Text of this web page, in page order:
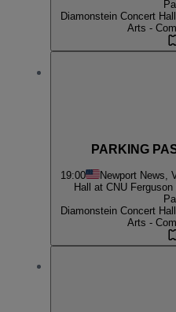
Diamonstein Concert
Arts -
PARKING
19:00 Newport News,
Hall at CNU
Diamonstein Concert
Arts -